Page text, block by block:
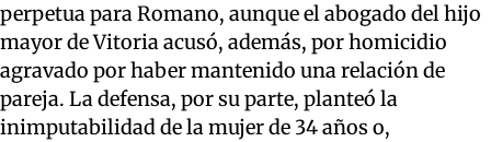
perpetua para Romano, aunque el abogado del hijo
mayor de Vitoria acusó, además, por homicidio
agravado por haber mantenido una relación de
pareja. La defensa, por su parte, planteó la
inimputabilidad de la mujer de 34 años o,